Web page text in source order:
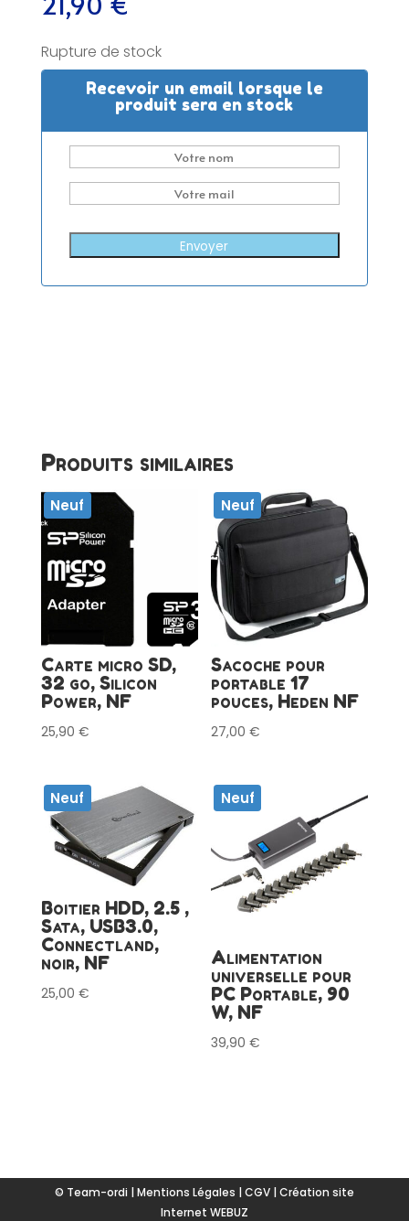
Rupture de stock
Recevoir un email lorsque le
produit sera en stock
Envoyer
Produits similaires
Neuf
Carte micro SD,
32 go, Silicon
Power, NF
25,90 €
Neuf
Sacoche pour
portable 17
pouces, Heden NF
27,00€
Neuf
Boitier HDD, 2.5 ,
Sata, USB3.0,
Connectland,
noir, NF
25,00 €
Neuf
Alimentation
universelle pour
PC Portable, 90
W, NF
39,90€
© Team-ordi | Mentions Légales | CGV| Création site
Internet WEBUZ